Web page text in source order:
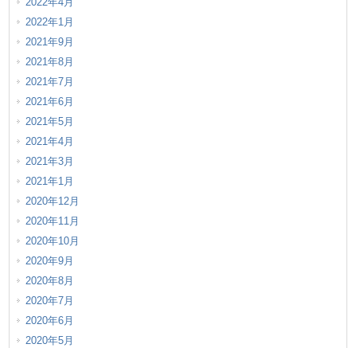
2022年1月
2021年9月
2021年8月
2021年7月
2021年6月
2021年5月
2021年4月
2021年3月
2021年1月
2020年12月
2020年11月
2020年10月
2020年9月
2020年8月
2020年7月
2020年6月
2020年5月